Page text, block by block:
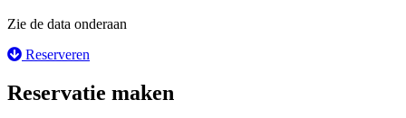
Zie de data onderaan
Reserveren
Reservatie maken